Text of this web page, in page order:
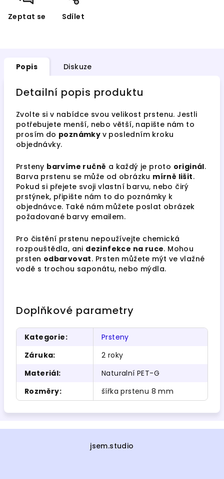
Zeptat se Sdílet
Popis Diskuze
Detailní popis produktu
Zvolte si v nabídce svou velikost prstenu. Jestli
potřebujete menší, nebo větší, napište nám to
prosím do poznámky v posledním kroku
objednávky.
Prsteny barvíme ručně a každý je proto originál.
Barva prstenu se může od obrázku mírně lišit.
Pokud si přejete svoji vlastní barvu, nebo čirý
prstýnek, připište nám to do poznámky k
objednávce. Také nám můžete poslat obrázek
požadované barvy emailem.
Pro čistění prstenu nepoužívejte chemická
rozpouštědla, ani dezinfekce na ruce. Mohou
prsten odbarvovat. Prsten můžete mýt ve vlažné
vodě s trochou saponátu, nebo mýdla.
Doplňkové parametry
Kategorie:
Prsteny
Záruka:
2 roky
Materiál:
Naturalní PET-G
Rozměry: šířka prstenu 8 mm
jsem.studio